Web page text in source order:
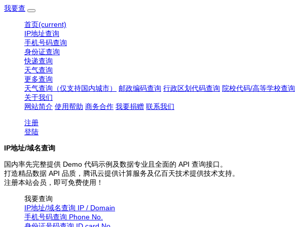
我要查
首页(current)
IP地址查询
手机号码查询
身份证查询
快递查询
天气查询
更多查询
天气查询（仅支持国内城市）
邮政编码查询 行政区划代码查询 院校代码/高等学校查询
关于我们
网站简介 使用帮助 商务合作 我要捐赠 联系我们
注册
登陆
IP地址/域名查询
国内率先完整提供 Demo 代码示例及数据专业且全面的 API 查询接口。
打造精品数据 API 品质，腾讯云提供计算服务及亿百天技术提供技术支持。
注册本站会员，即可免费使用！
我要查询
IP地址/域名查询 IP / Domain
手机号码查询 Phone No.